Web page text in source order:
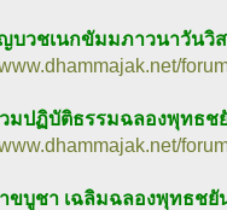
บวชเนกขัมมภาวนาวัน
มปฏิบัติธรรมฉลองพุทธช
ขบูชา เฉลิมฉลองพุทธช